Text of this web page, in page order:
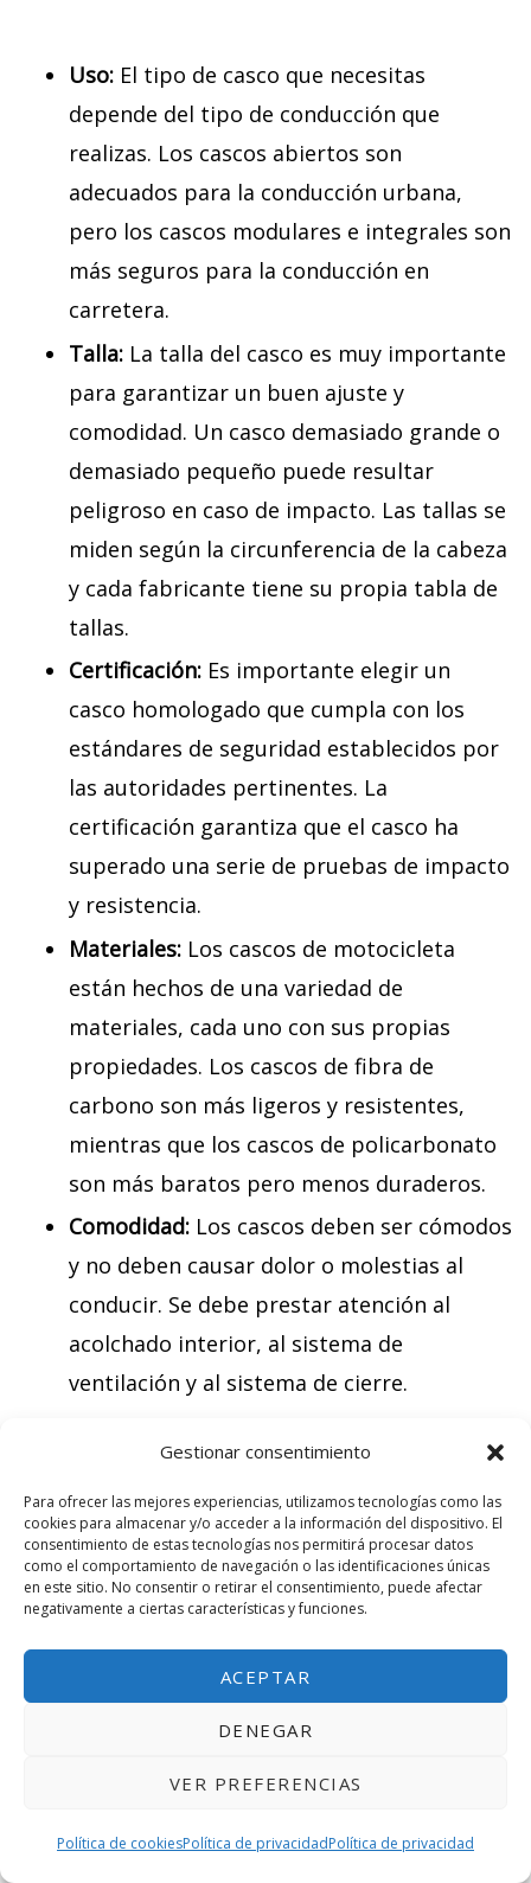
Gestionar consentimiento
Para ofrecer las mejores experiencias, utilizamos tecnologías como las
cookies para almacenar y/o acceder a la información del dispositivo. El
consentimiento de estas tecnologías nos permitirá procesar datos
como el comportamiento de navegación o las identificaciones únicas
en este sitio. No consentir o retirar el consentimiento, puede afectar
negativamente a ciertas características y funciones.
ACEPTAR
DENEGAR
VER PREFERENCIAS
Política de cookiesPolítica de privacidadPolítica de privacidad
Uso: El tipo de casco que necesitas
depende del tipo de conducción que
realizas. Los cascos abiertos son
adecuados para la conducción urbana,
pero los cascos modulares e integrales son
más seguros para la conducción en
carretera.
Talla: La talla del casco es muy importante
para garantizar un buen ajuste y
comodidad. Un casco demasiado grande o
demasiado pequeño puede resultar
peligroso en caso de impacto. Las tallas se
miden según la circunferencia de la cabeza
y cada fabricante tiene su propia tabla de
tallas.
Certificación: Es importante elegir un
casco homologado que cumpla con los
estándares de seguridad establecidos por
las autoridades pertinentes. La
certificación garantiza que el casco ha
superado una serie de pruebas de impacto
y resistencia.
Materiales: Los cascos de motocicleta
están hechos de una variedad de
materiales, cada uno con sus propias
propiedades. Los cascos de fibra de
carbono son más ligeros y resistentes,
mientras que los cascos de policarbonato
son más baratos pero menos duraderos.
Comodidad: Los cascos deben ser cómodos
y no deben causar dolor o molestias al
conducir. Se debe prestar atención al
acolchado interior, al sistema de
ventilación y al sistema de cierre.
¿Cómo saber si un casco está
homologado?
homologado, se debe verificar que
tenga el marcado CE en su interior o en
una etiqueta adherida a él. El marcado